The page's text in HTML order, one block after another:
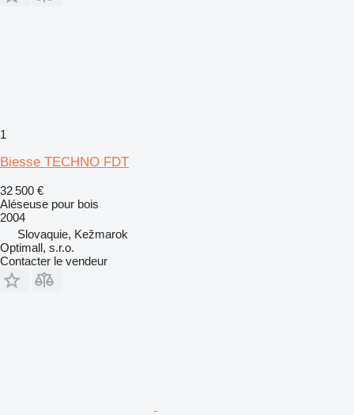
1
Biesse TECHNO FDT
32 500 €
Aléseuse pour bois
2004
Slovaquie, Kežmarok
Optimall, s.r.o.
Contacter le vendeur